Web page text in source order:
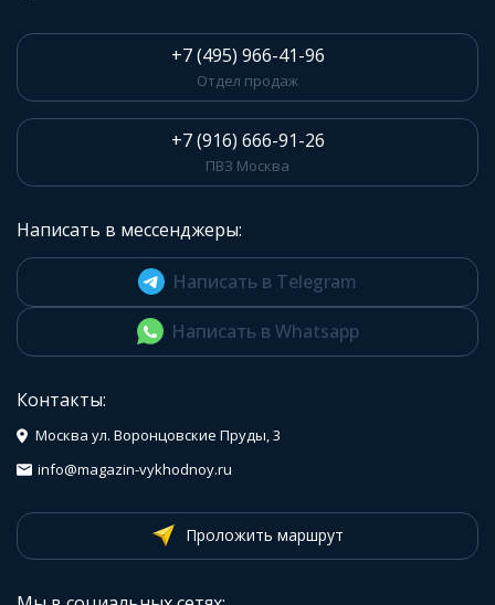
+7 (495) 966-41-96
Отдел продаж
+7 (916) 666-91-26
ПВЗ Москва
Написать в мессенджеры:
Написать в Telegram
Написать в Whatsapp
Контакты:
Москва ул. Воронцовские Пруды, 3
info@magazin-vykhodnoy.ru
Проложить маршрут